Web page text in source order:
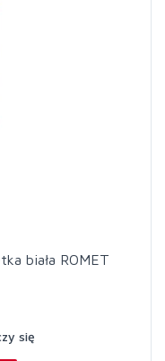
biała ROMET
się